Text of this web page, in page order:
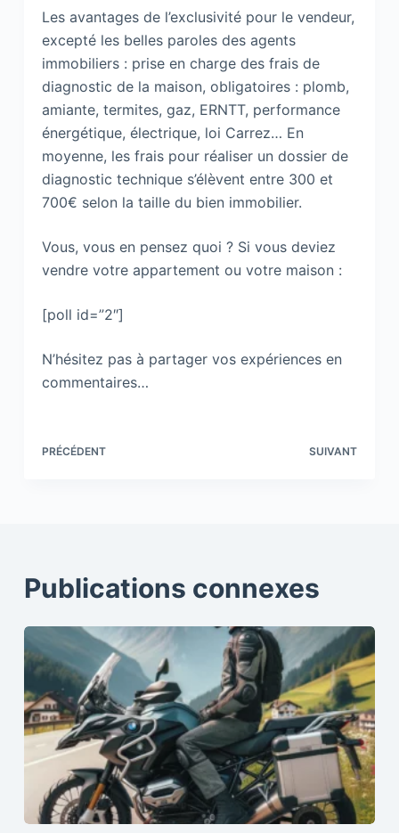
Les avantages de l’exclusivité pour le vendeur,
excepté les belles paroles des agents
immobiliers : prise en charge des frais de
diagnostic de la maison, obligatoires : plomb,
amiante, termites, gaz, ERNTT, performance
énergétique, électrique, loi Carrez… En
moyenne, les frais pour réaliser un dossier de
diagnostic technique s’élèvent entre 300 et
700€ selon la taille du bien immobilier.
Vous, vous en pensez quoi ? Si vous deviez
vendre votre appartement ou votre maison :
[poll id=”2″]
N’hésitez pas à partager vos expériences en
commentaires…
PRÉCÉDENT SUIVANT
Publications connexes